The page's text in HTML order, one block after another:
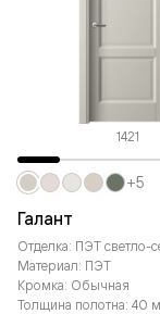
1421
Галант
Отделка: ПЭТ светло-
Материал: ПЭТ
Кромка: Обычная
Толщина полотна: 40
+5